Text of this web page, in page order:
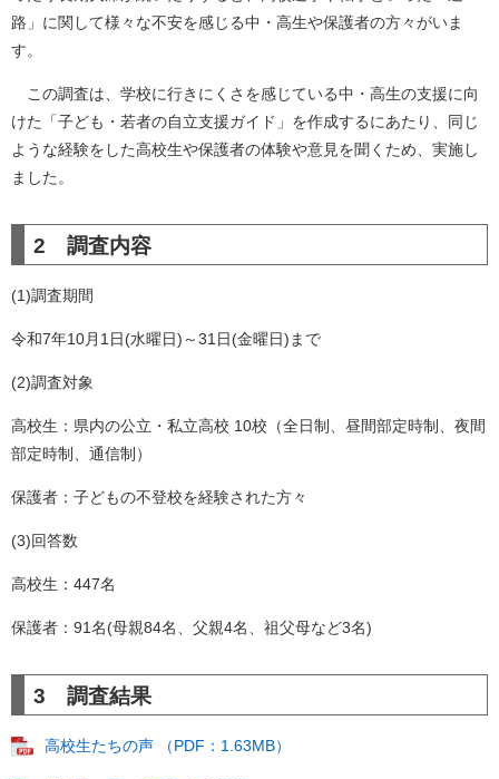
路」に関して様々な不安を感じる中・高生や保護者の方々がいま
す。
この調査は、学校に行きにくさを感じている中・高生の支援に向
けた「子ども・若者の自立支援ガイド」を作成するにあたり、同じ
ような経験をした高校生や保護者の体験や意見を聞くため、実施し
ました。
2 調査内容
(1)調査期間
令和7年10月1日(水曜日)～31日(金曜日)まで
(2)調査対象
高校生：県内の公立・私立高校 10校（全日制、昼間部定時制、夜間
部定時制、通信制）
保護者：子どもの不登校を経験された方々
(3)回答数
高校生：447名
保護者：91名(母親84名、父親4名、祖父母など3名)
3 調査結果
高校生たちの声 （PDF：1.63MB）